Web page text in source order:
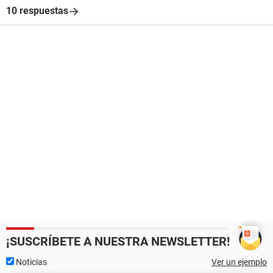
10 respuestas
¡SUSCRÍBETE A NUESTRA NEWSLETTER!
Noticias Ver un ejemplo